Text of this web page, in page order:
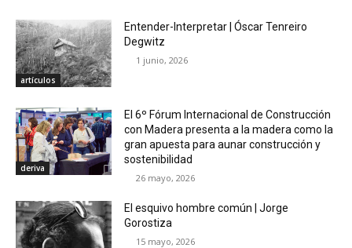
artículos
Entender-Interpretar | Óscar Tenreiro
Degwitz
1 junio, 2026
deriva
El 6º Fórum Internacional de Construcción
con Madera presenta a la madera como la
gran apuesta para aunar construcción y
sostenibilidad
26 mayo, 2026
El esquivo hombre común | Jorge
Gorostiza
15 mayo, 2026